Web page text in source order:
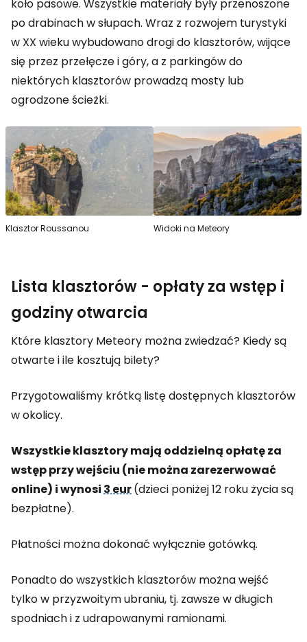
koło pasowe. Wszystkie materiały były przenoszone
po drabinach w słupach. Wraz z rozwojem turystyki
w XX wieku wybudowano drogi do klasztorów, wijące
się przez przełęcze i góry, a z parkingów do
niektórych klasztorów prowadzą mosty lub
ogrodzone ścieżki.
Klasztor Roussanou Widoki na Meteory
Lista klasztorów - opłaty za wstęp i
godziny otwarcia
Które klasztory Meteory można zwiedzać? Kiedy są
otwarte i ile kosztują bilety?
Przygotowaliśmy krótką listę dostępnych klasztorów
w okolicy.
Wszystkie klasztory mają oddzielną opłatę za
wstęp przy wejściu (nie można zarezerwować
online) i wynosi 3 eur(dzieci poniżej 12 roku życia są
bezpłatne).
Płatności można dokonać wyłącznie gotówką.
Ponadto do wszystkich klasztorów można wejść
tylko w przyzwoitym ubraniu, tj. zawsze w długich
spodniach i z udrapowanymi ramionami.